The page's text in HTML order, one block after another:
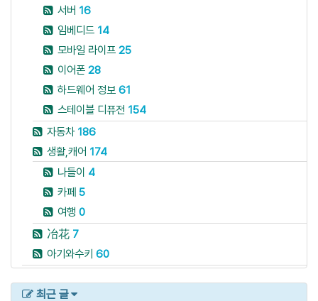
서버 16
임베디드 14
모바일 라이프 25
이어폰 28
하드웨어 정보 61
스테이블 디퓨전 154
자동차 186
생활,캐어 174
나들이 4
카페 5
여행 0
冶花 7
아기와수키 60
최근 글